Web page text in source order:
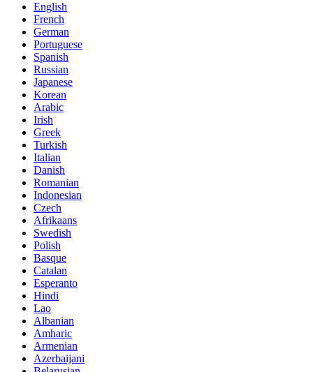
English
French
German
Portuguese
Spanish
Russian
Japanese
Korean
Arabic
Irish
Greek
Turkish
Italian
Danish
Romanian
Indonesian
Czech
Afrikaans
Swedish
Polish
Basque
Catalan
Esperanto
Hindi
Lao
Albanian
Amharic
Armenian
Azerbaijani